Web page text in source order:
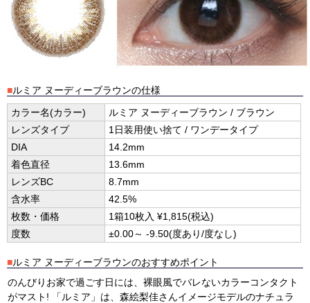
■ルミア ヌーディーブラウンの仕様
カラー名(カラー)
ルミア ヌーディーブラウン / ブラウン
レンズタイプ
1日装用使い捨て / ワンデータイプ
DIA
14.2mm
着色直径
13.6mm
レンズBC
8.7mm
含水率
42.5%
枚数・価格
1箱10枚入 ¥1,815(税込)
度数
±0.00～ -9.50(度あり/度なし)
■ルミア ヌーディーブラウンのおすすめポイント
のんびりお家で過ごす日には、裸眼風でバレないカラーコンタクト
がマスト! 「ルミア」は、森絵梨佳さんイメージモデルのナチュラ